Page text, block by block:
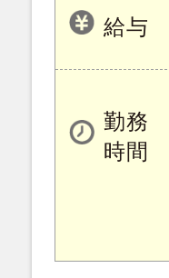
給与
勤務
時間